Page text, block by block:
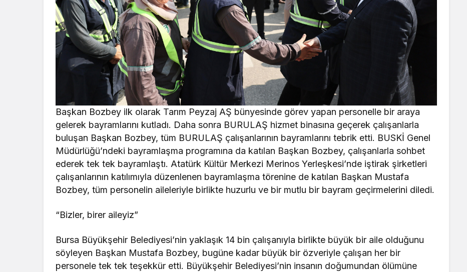
Başkan Bozbey ilk olarak Tarım Peyzaj AŞ bünyesinde görev yapan personelle bir araya
gelerek bayramlarını kutladı. Daha sonra BURULAŞ hizmet binasına geçerek çalışanlarla
buluşan Başkan Bozbey, tüm BURULAŞ çalışanlarının bayramlarını tebrik etti. BUSKİ Genel
Müdürlüğü’ndeki bayramlaşma programına da katılan Başkan Bozbey, çalışanlarla sohbet
ederek tek tek bayramlaştı. Atatürk Kültür Merkezi Merinos Yerleşkesi’nde iştirak şirketleri
çalışanlarının katılımıyla düzenlenen bayramlaşma törenine de katılan Başkan Mustafa
Bozbey, tüm personelin aileleriyle birlikte huzurlu ve bir mutlu bir bayram geçirmelerini diledi.
“Bizler, birer aileyiz”
Bursa Büyükşehir Belediyesi’nin yaklaşık 14 bin çalışanıyla birlikte büyük bir aile olduğunu
söyleyen Başkan Mustafa Bozbey, bugüne kadar büyük bir özveriyle çalışan her bir
personele tek tek teşekkür etti. Büyükşehir Belediyesi’nin insanın doğumundan ölümüne